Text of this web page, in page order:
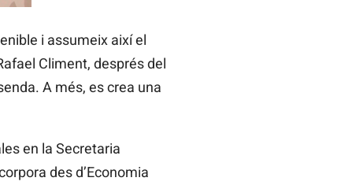
i assumeix així el
Climent, després del
A més, es crea una
en la Secretaria
des d’Economia